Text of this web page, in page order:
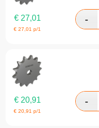
€27,01
€27,01 p/1
€20,91
€20,91 p/1